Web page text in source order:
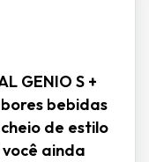
GENIO S +
bebidas
de estilo
você ainda